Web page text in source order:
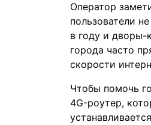
Оператор
пользователи
в году и дворы-
города часто
скорости
Чтобы помочь
4G-роутер,